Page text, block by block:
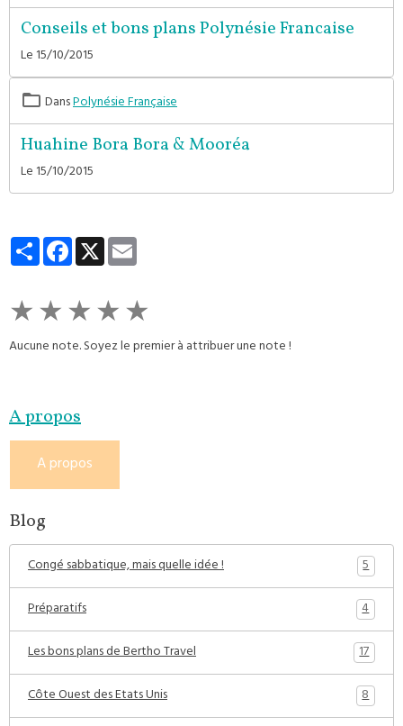
Conseils et bons plans Polynésie Francaise
Le 15/10/2015
DansPolynésie Française
Huahine Bora Bora & Mooréa
Le 15/10/2015
PartagerFacebook
X
★★★★★
Aucune note. Soyez le premier à attribuer une note !
A propos
A propos
Blog
Congé sabbatique, mais quelle idée !
5
Préparatifs
4
Les bons plans de Bertho Travel
17
Côte Ouest des Etats Unis
8